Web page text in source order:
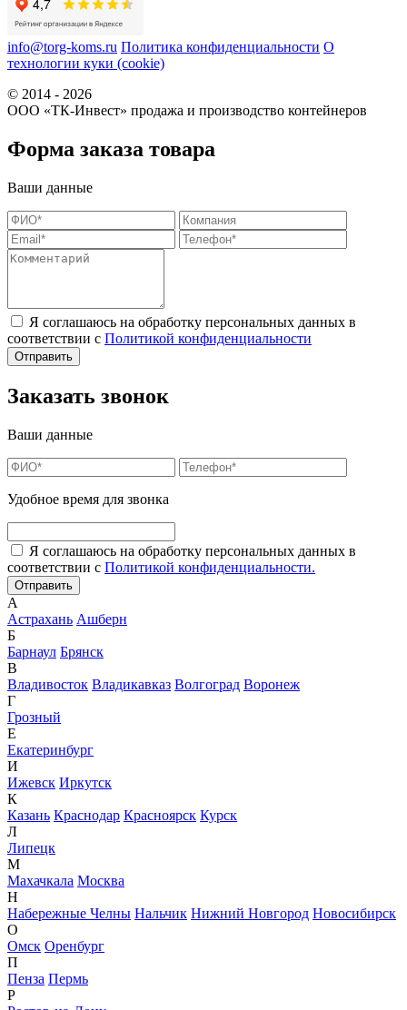
info@torg-koms.ru Политика конфиденциальности О
технологии куки (cookie)
© 2014 - 2026
ООО «ТК-Инвест» продажа и производство контейнеров
Форма заказа товара
Ваши данные
Я соглашаюсь на обработку персональных данных в
соответствии с Политикой конфиденциальности
Заказать звонок
Ваши данные
Удобное время для звонка
Я соглашаюсь на обработку персональных данных в
соответствии с Политикой конфиденциальности.
А
Астрахань Ашберн
Б
Барнаул Брянск
В
Владивосток Владикавказ Волгоград Воронеж
Г
Грозный
Е
Екатеринбург
И
Ижевск Иркутск
К
Казань Краснодар Красноярск Курск
Л
Липецк
М
Махачкала Москва
Н
Набережные Челны Нальчик Нижний Новгород Новосибирск
О
Омск Оренбург
П
Пенза Пермь
Р